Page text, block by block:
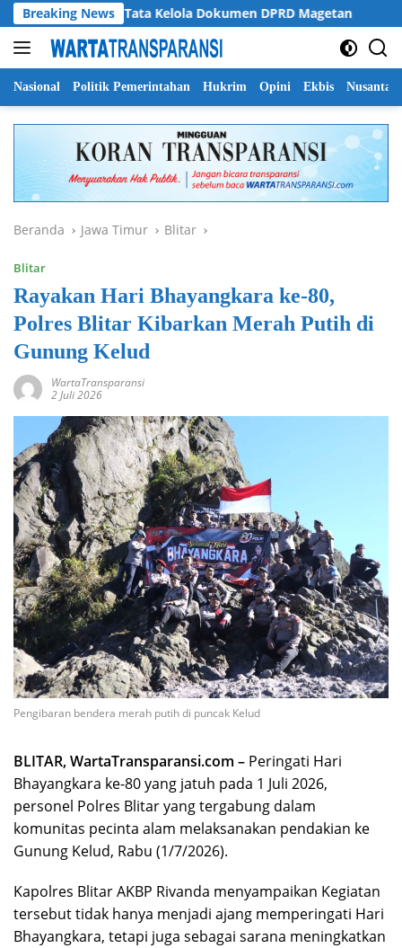
Langsung
ke
konten
Breaking News
Soroti Tata Kelola Dokumen DPRD Magetan
Nasional Politik Pemerintahan Hukrim Opini Ekbis Nusantara
Beranda Jawa Timur Blitar
Blitar
Rayakan Hari Bhayangkara ke-80,
Polres Blitar Kibarkan Merah Putih di
Gunung Kelud
WartaTransparansi
2 Juli 2026
Pengibaran bendera merah putih di puncak Kelud
BLITAR, WartaTransparansi.com – Peringati Hari
Bhayangkara ke-80 yang jatuh pada 1 Juli 2026,
personel Polres Blitar yang tergabung dalam
komunitas pecinta alam melaksanakan pendakian ke
Gunung Kelud, Rabu (1/7/2026).
Kapolres Blitar AKBP Rivanda menyampaikan Kegiatan
tersebut tidak hanya menjadi ajang memperingati Hari
Bhayangkara, tetapi juga sebagai sarana meningkatkan